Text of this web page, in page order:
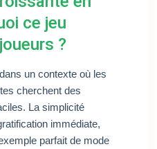
ce jeu
?
un contexte où les
cherchent des
La simplicité
immédiate,
parfait de mode